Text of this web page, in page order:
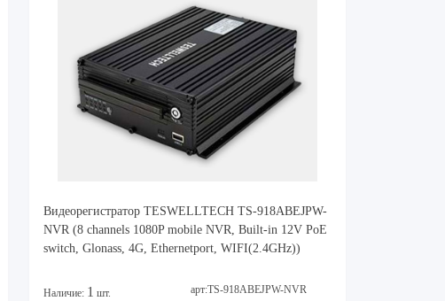
Видеорегистратор TESWELLTECH TS-918ABEJPW-
NVR (8 channels 1080P mobile NVR, Built-in 12V PoE
switch, Glonass, 4G, Ethernetport, WIFI(2.4GHz))
Наличие: 1 шт. арт:TS-918ABEJPW-NVR